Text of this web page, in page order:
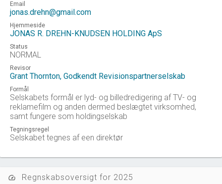
Email
jonas.drehn@gmail.com
Hjemmeside
JONAS R. DREHN-KNUDSEN HOLDING ApS
Status
NORMAL
Revisor
Grant Thornton, Godkendt Revisionspartnerselskab
Formål
Selskabets formål er lyd- og billedredigering af TV- og
reklamefilm og anden dermed beslægtet virksomhed,
samt fungere som holdingselskab
Tegningsregel
Selskabet tegnes af een direktør
speed Regnskabsoversigt for 2025